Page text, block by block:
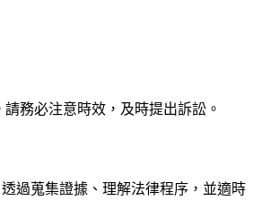
請務必注意時效，及時提出訴訟。
過蒐集證據、理解法律程序，並適時